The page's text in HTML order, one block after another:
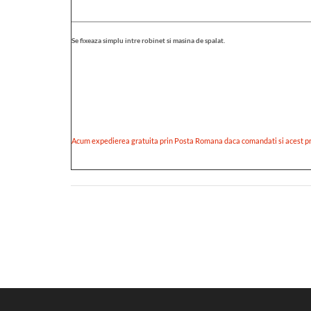
Se fixeaza simplu intre robinet si masina de spalat.
Acum expedierea gratuita prin Posta Romana daca comandati si acest